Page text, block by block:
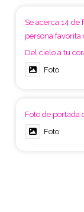
Se acerca 14 de
persona
Del cielo a tu
Foto
Foto de portada
Foto